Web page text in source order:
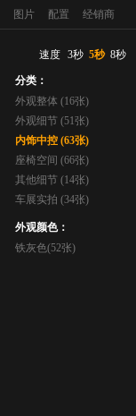
图片 配置 经销商
速度 3秒 5秒 8秒
分类：
外观整体 (16张)
外观细节 (51张)
内饰中控 (63张)
座椅空间 (66张)
其他细节 (14张)
车展实拍 (34张)
外观颜色：
铁灰色(52张)